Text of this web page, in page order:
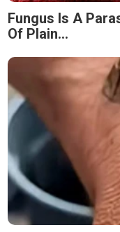
Fungus Is A
Of Plain...